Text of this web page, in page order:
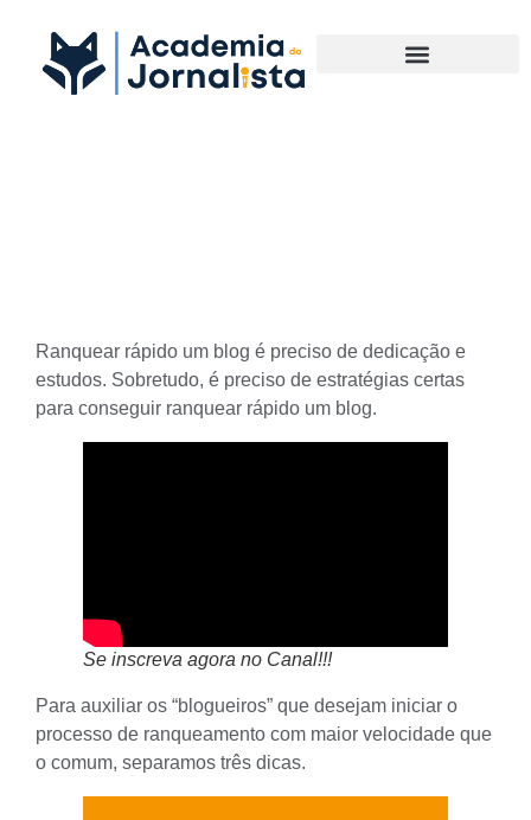
Ranquear rápido um blog é preciso de dedicação e
estudos. Sobretudo, é preciso de estratégias certas
para conseguir ranquear rápido um blog.
Se inscreva agora no Canal!!!
Para auxiliar os “blogueiros” que desejam iniciar o
processo de ranqueamento com maior velocidade que
o comum, separamos três dicas.